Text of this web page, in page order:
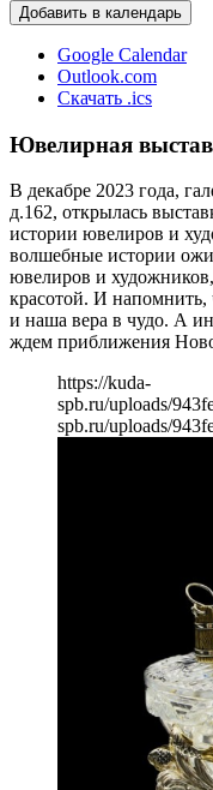
Добавить в календарь
Google Calendar
Outlook.com
Скачать .ics
Ювелирная
В декабре 2023 года,
д.162, открылась
истории ювелиров и
волшебные истории
ювелиров и
красотой. И напомнить,
и наша вера в чудо. А
ждем приближения
https://kuda-
spb.ru/uploads/
spb.ru/uploads/